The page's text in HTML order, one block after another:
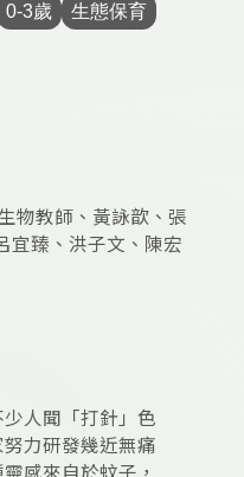
0-3歲
生態保育
物教師、黃詠歆、張
宜臻、洪子文、陳宏
人聞「打針」色
力研發幾近無痛